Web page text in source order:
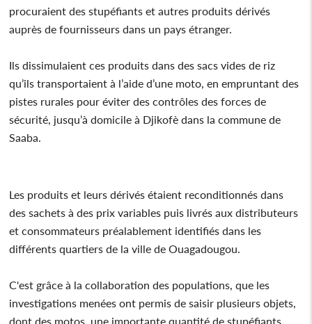
procuraient des stupéfiants et autres produits dérivés
auprès de fournisseurs dans un pays étranger.
Ils dissimulaient ces produits dans des sacs vides de riz
qu’ils transportaient à l’aide d’une moto, en empruntant des
pistes rurales pour éviter des contrôles des forces de
sécurité, jusqu’à domicile à Djikofè dans la commune de
Saaba.
Les produits et leurs dérivés étaient reconditionnés dans
des sachets à des prix variables puis livrés aux distributeurs
et consommateurs préalablement identifiés dans les
différents quartiers de la ville de Ouagadougou.
C'est grâce à la collaboration des populations, que les
investigations menées ont permis de saisir plusieurs objets,
dont des motos, une importante quantité de stupéfiants,